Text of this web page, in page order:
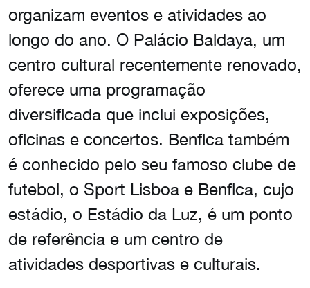
organizam eventos e atividades ao
longo do ano. O Palácio Baldaya, um
centro cultural recentemente renovado,
oferece uma programação
diversificada que inclui exposições,
oficinas e concertos. Benfica também
é conhecido pelo seu famoso clube de
futebol, o Sport Lisboa e Benfica, cujo
estádio, o Estádio da Luz, é um ponto
de referência e um centro de
atividades desportivas e culturais.